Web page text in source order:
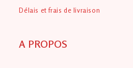
Délais et frais de livraison
A PROPOS